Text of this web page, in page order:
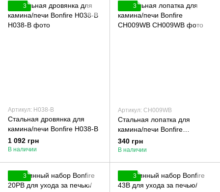
3
Артикул: H038-B
Стальная дровянка для
камина/печи Bonfire H038-B
1 092 грн
В наличии
3
Артикул: СН009WB
Стальная лопатка для
камина/печи Bonfire
СН009WB
340 грн
В наличии
3 3